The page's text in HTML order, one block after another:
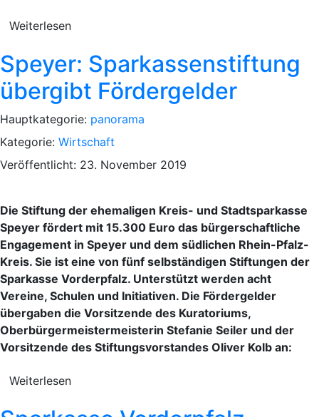
Weiterlesen
Speyer: Sparkassenstiftung
übergibt Fördergelder
Hauptkategorie: panorama
Kategorie: Wirtschaft
Veröffentlicht: 23. November 2019
Die Stiftung der ehemaligen Kreis- und Stadtsparkasse
Speyer fördert mit 15.300 Euro das bürgerschaftliche
Engagement in Speyer und dem südlichen Rhein-Pfalz-
Kreis. Sie ist eine von fünf selbständigen Stiftungen der
Sparkasse Vorderpfalz. Unterstützt werden acht
Vereine, Schulen und Initiativen. Die Fördergelder
übergaben die Vorsitzende des Kuratoriums,
Oberbürgermeistermeisterin Stefanie Seiler und der
Vorsitzende des Stiftungsvorstandes Oliver Kolb an:
Weiterlesen